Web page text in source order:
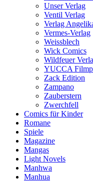
Unser Verlag
Ventil Verlag
Verlag
Vermes-Verlag
Weissblech
Wick Comics
Wildfeuer
YUCCA
Zack Edition
Zampano
Zauberstern
Zwerchfell
Comics für Kinder
Romane
Spiele
Magazine
Mangas
Light Novels
Manhwa
Manhua